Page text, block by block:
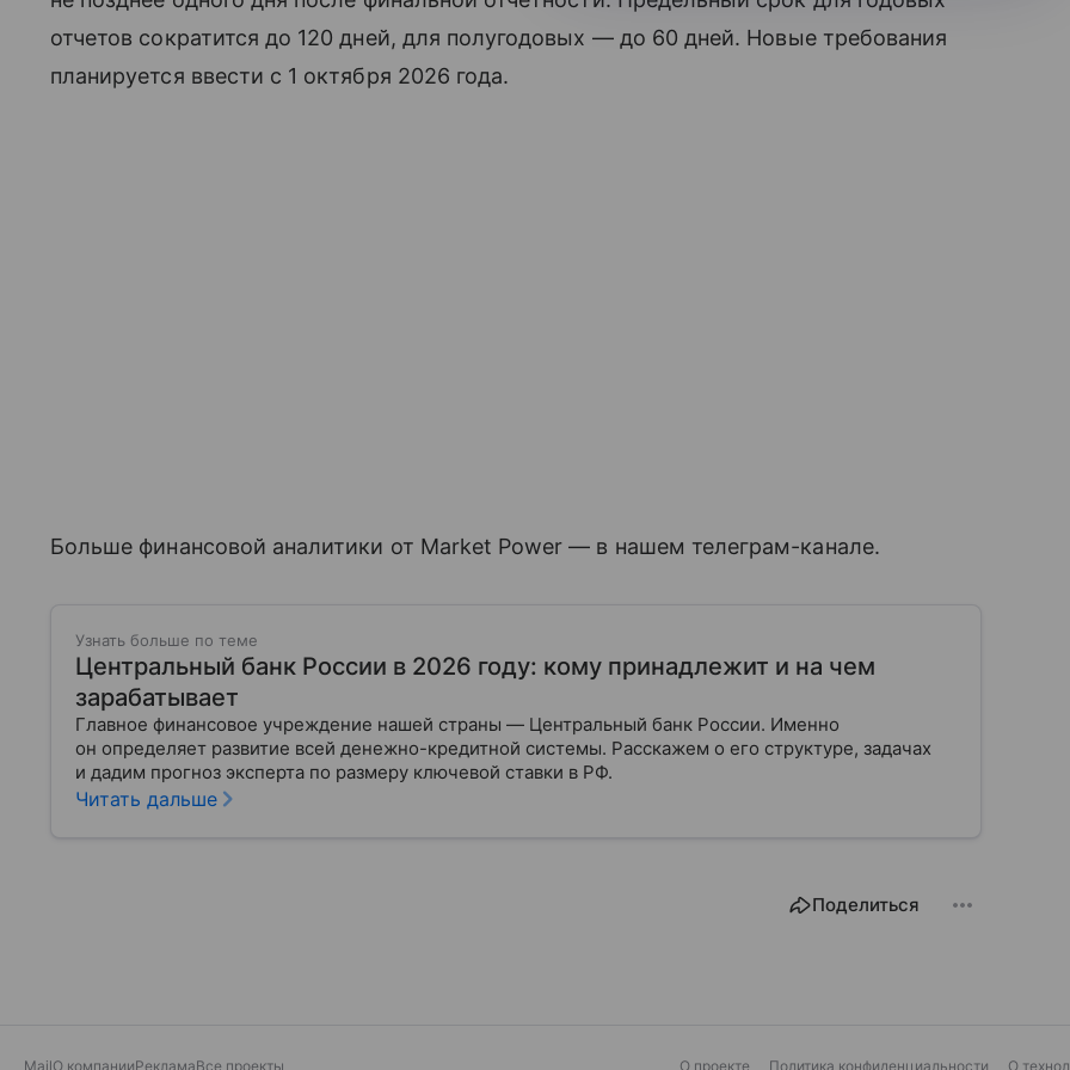
отчетов сократится до 120 дней, для полугодовых — до 60 дней. Новые требования
планируется ввести с 1 октября 2026 года.
Больше финансовой аналитики от Market Power — в нашем телеграм-канале.
Узнать больше по теме
Центральный банк России в 2026 году: кому принадлежит и на чем
зарабатывает
Главное финансовое учреждение нашей страны — Центральный банк России. Именно
он определяет развитие всей денежно-кредитной системы. Расскажем о его структуре, задачах
и дадим прогноз эксперта по размеру ключевой ставки в РФ.
Читать дальше
Поделиться
MailО компанииРекламаВсе проекты О проекте Политика конфиденциальности О